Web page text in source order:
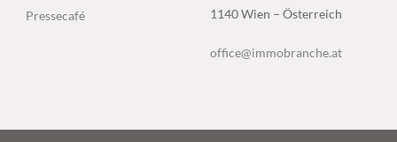
Pressecafé
1140 Wien – Österreich
office@immobranche.at